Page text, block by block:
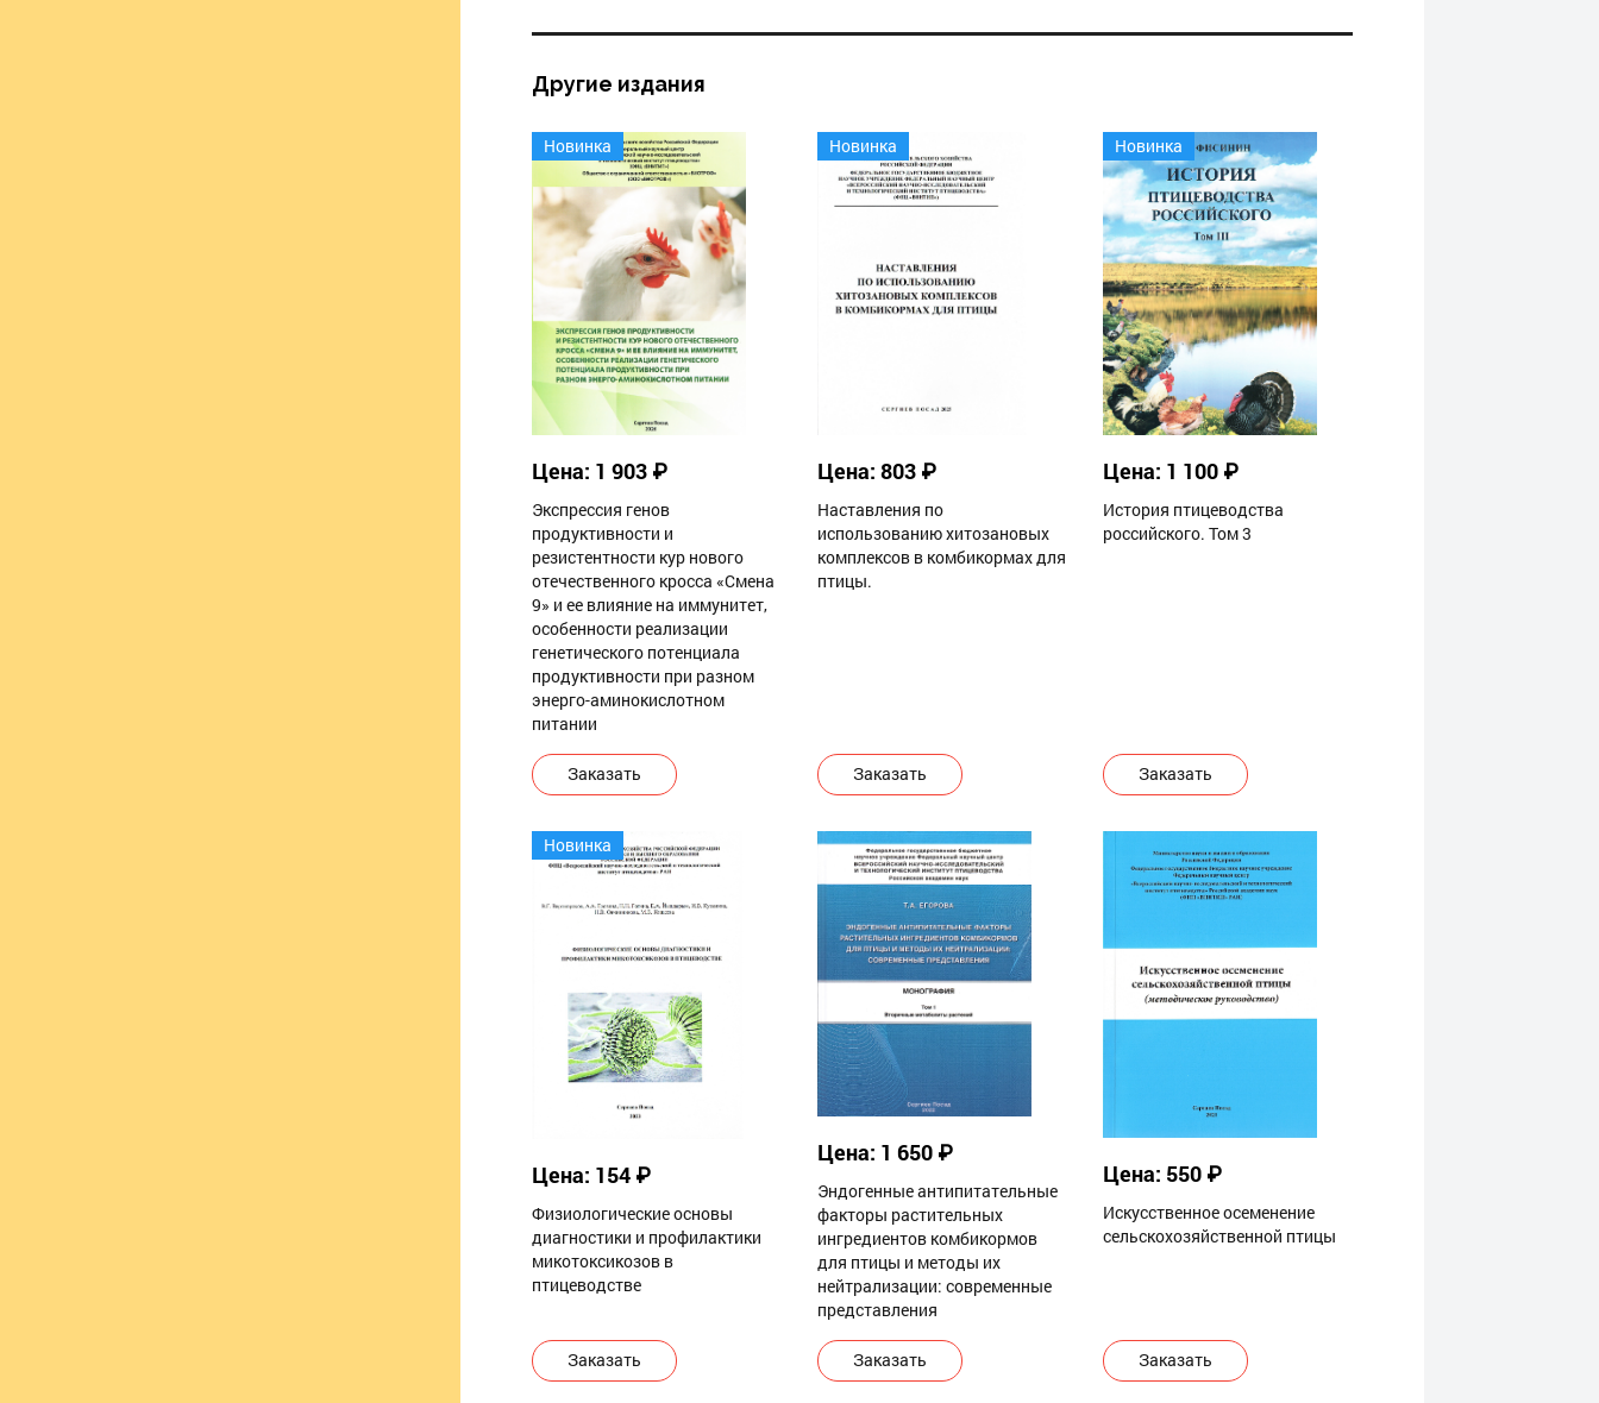
Другие издания
Новинка
Цена: 1 903 ₽
Экспрессия генов
продуктивности и
резистентности кур нового
отечественного кросса «Смена
9» и ее влияние на иммунитет,
особенности реализации
генетического потенциала
продуктивности при разном
энерго-аминокислотном
питании
Заказать
Новинка
Цена: 803 ₽
Наставления по
использованию хитозановых
комплексов в комбикормах для
птицы.
Заказать
Новинка
Цена: 1 100 ₽
История птицеводства
российского. Том 3
Заказать
Новинка
Цена: 154 ₽
Физиологические основы
диагностики и профилактики
микотоксикозов в
птицеводстве
Заказать
Цена: 1 650 ₽
Эндогенные антипитательные
факторы растительных
ингредиентов комбикормов
для птицы и методы их
нейтрализации: современные
представления
Заказать
Цена: 550 ₽
Искусственное осеменение
сельскохозяйственной птицы
Заказать